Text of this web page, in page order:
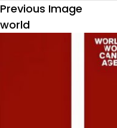
Previous Image
world